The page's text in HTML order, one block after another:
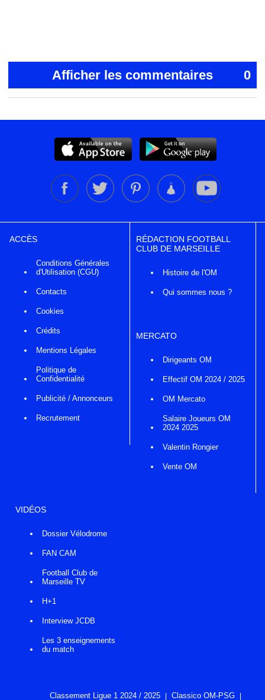
Afficher les commentaires 0
ACCÈS
Conditions Générales
d'Utilisation (CGU)
Contacts
Cookies
Crédits
Mentions Légales
Politique de
Confidentialité
Publicité / Annonceurs
Recrutement
RÉDACTION FOOTBALL
CLUB DE MARSEILLE
Histoire de l'OM
Qui sommes nous ?
MERCATO
Dirigeants OM
Effectif OM 2024 / 2025
OM Mercato
Salaire Joueurs OM
2024 2025
Valentin Rongier
Vente OM
VIDÉOS
Dossier Vélodrome
FAN CAM
Football Club de
Marseille TV
H+1
Interview JCDB
Les 3 enseignements
du match
Classement Ligue 1 2024 / 2025 Classico OM-PSG